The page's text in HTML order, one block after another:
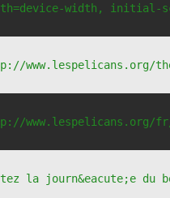
width, initial-
www.lespelicans.org/
www.lespelicans.org/
la journ&eacute;e du